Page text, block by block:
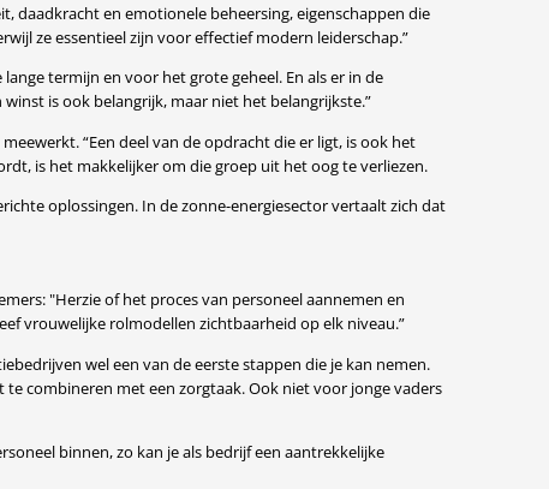
daadkracht en emotionele beheersing, eigenschappen die
ze essentieel zijn voor effectief modern leiderschap.”
termijn en voor het grote geheel. En als er in de
is ook belangrijk, maar niet het belangrijkste.”
“Een deel van de opdracht die er ligt, is ook het
is het makkelijker om die groep uit het oog te verliezen.
oplossingen. In de zonne-energiesector vertaalt zich dat
"Herzie of het proces van personeel aannemen en
vrouwelijke rolmodellen zichtbaarheid op elk niveau.”
wel een van de eerste stappen die je kan nemen.
combineren met een zorgtaak. Ook niet voor jonge vaders
binnen, zo kan je als bedrijf een aantrekkelijke